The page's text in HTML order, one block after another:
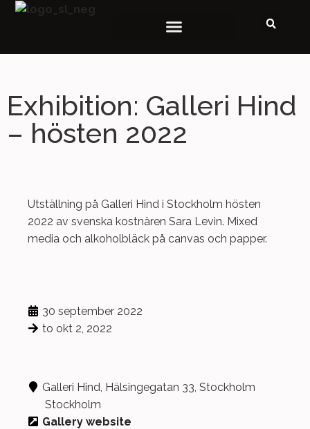
Exhibition: Galleri Hind
– hösten 2022
Utställning på Galleri Hind i Stockholm hösten
2022 av svenska kostnären Sara Levin. Mixed
media och alkoholbläck på canvas och papper.
30 september 2022
to okt 2, 2022
Galleri Hind, Hälsingegatan 33, Stockholm
Stockholm
Gallery website